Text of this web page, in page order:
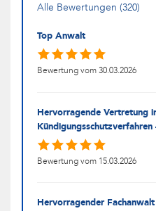
Alle Bewertungen (320)
Top Anwalt
Bewertung vom 30.03.2026
Hervorragende Vertretung
Kündigungsschutzverfahren
Bewertung vom 15.03.2026
Hervorragender